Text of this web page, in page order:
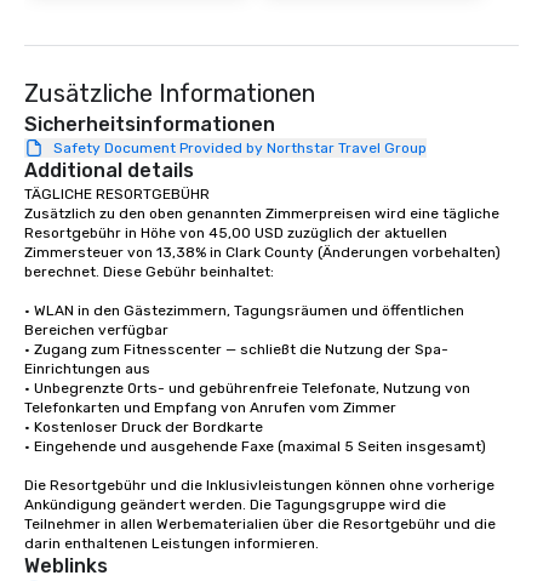
Zusätzliche Informationen
Sicherheitsinformationen
Safety Document Provided by Northstar Travel Group
Additional details
TÄGLICHE RESORTGEBÜHR
Zusätzlich zu den oben genannten Zimmerpreisen wird eine tägliche
Resortgebühr in Höhe von 45,00 USD zuzüglich der aktuellen
Zimmersteuer von 13,38% in Clark County (Änderungen vorbehalten)
berechnet. Diese Gebühr beinhaltet:
• WLAN in den Gästezimmern, Tagungsräumen und öffentlichen
Bereichen verfügbar
• Zugang zum Fitnesscenter — schließt die Nutzung der Spa-
Einrichtungen aus
• Unbegrenzte Orts- und gebührenfreie Telefonate, Nutzung von
Telefonkarten und Empfang von Anrufen vom Zimmer
• Kostenloser Druck der Bordkarte
• Eingehende und ausgehende Faxe (maximal 5 Seiten insgesamt)
Die Resortgebühr und die Inklusivleistungen können ohne vorherige
Ankündigung geändert werden. Die Tagungsgruppe wird die
Teilnehmer in allen Werbematerialien über die Resortgebühr und die
darin enthaltenen Leistungen informieren.
Weblinks